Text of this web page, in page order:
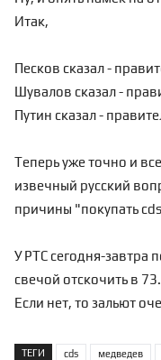
Итак,
Песков сказал -
Шувалов сказал -
Путин сказал -
Теперь уже точно и
извечный русский
причины "покупать
У РТС сегодня-завтра
свечой отскочить в
Если нет, то зальют
ТЕГИ cds медведев